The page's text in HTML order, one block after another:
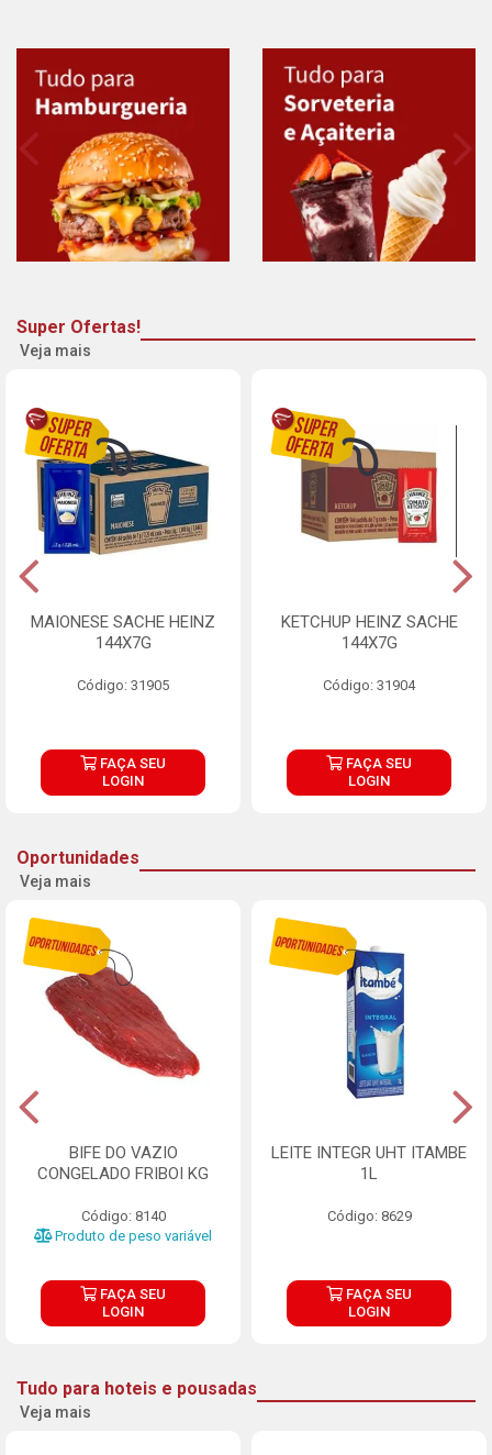
Super Ofertas!
Veja mais
MAIONESE SACHE HEINZ
144X7G
Código: 31905
FAÇA SEU
LOGIN
KETCHUP HEINZ SACHE
144X7G
Código: 31904
FAÇA SEU
LOGIN
Oportunidades
Veja mais
BIFE DO VAZIO
CONGELADO FRIBOI KG
Código: 8140
Produto de peso variável
FAÇA SEU
LOGIN
LEITE INTEGR UHT ITAMBE
1L
Código: 8629
FAÇA SEU
LOGIN
Tudo para hoteis e pousadas
Veja mais